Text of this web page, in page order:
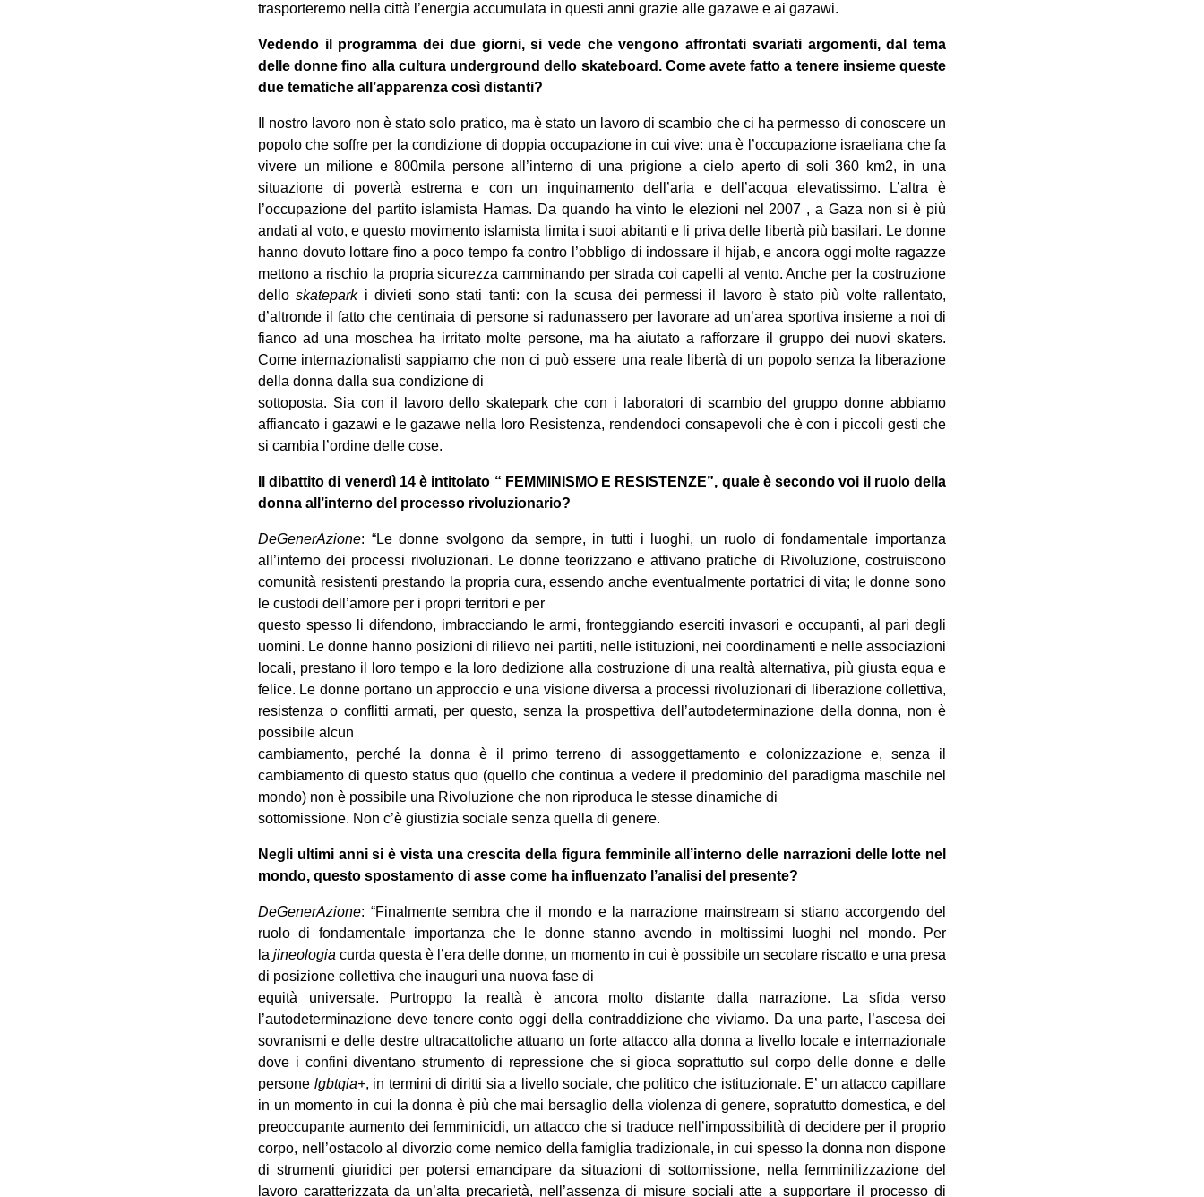
trasporteremo nella città l’energia accumulata in questi anni grazie alle gazawe e ai gazawi.
Vedendo il programma dei due giorni, si vede che vengono affrontati svariati argomenti, dal tema
delle donne fino alla cultura underground dello skateboard. Come avete fatto a tenere insieme queste
due tematiche all’apparenza così distanti?
Il nostro lavoro non è stato solo pratico, ma è stato un lavoro di scambio che ci ha permesso di conoscere un
popolo che soffre per la condizione di doppia occupazione in cui vive: una è l’occupazione israeliana che fa
vivere un milione e 800mila persone all’interno di una prigione a cielo aperto di soli 360 km2, in una
situazione di povertà estrema e con un inquinamento dell’aria e dell’acqua elevatissimo. L’altra è
l’occupazione del partito islamista Hamas. Da quando ha vinto le elezioni nel 2007 , a Gaza non si è più
andati al voto, e questo movimento islamista limita i suoi abitanti e li priva delle libertà più basilari. Le donne
hanno dovuto lottare fino a poco tempo fa contro l’obbligo di indossare il hijab, e ancora oggi molte ragazze
mettono a rischio la propria sicurezza camminando per strada coi capelli al vento. Anche per la costruzione
delloskateparki divieti sono stati tanti: con la scusa dei permessi il lavoro è stato più volte rallentato,
d’altronde il fatto che centinaia di persone si radunassero per lavorare ad un’area sportiva insieme a noi di
fianco ad una moschea ha irritato molte persone, ma ha aiutato a rafforzare il gruppo dei nuovi skaters.
Come internazionalisti sappiamo che non ci può essere una reale libertà di un popolo senza la liberazione
della donna dalla sua condizione di
sottoposta. Sia con il lavoro dello skatepark che con i laboratori di scambio del gruppo donne abbiamo
affiancato i gazawi e le gazawe nella loro Resistenza, rendendoci consapevoli che è con i piccoli gesti che
si cambia l’ordine delle cose.
Il dibattito di venerdì 14 è intitolato “ FEMMINISMO E RESISTENZE”, quale è secondo voi il ruolo della
donna all’interno del processo rivoluzionario?
DeGenerAzione: “Le donne svolgono da sempre, in tutti i luoghi, un ruolo di fondamentale importanza
all’interno dei processi rivoluzionari. Le donne teorizzano e attivano pratiche di Rivoluzione, costruiscono
comunità resistenti prestando la propria cura, essendo anche eventualmente portatrici di vita; le donne sono
le custodi dell’amore per i propri territori e per
questo spesso li difendono, imbracciando le armi, fronteggiando eserciti invasori e occupanti, al pari degli
uomini. Le donne hanno posizioni di rilievo nei partiti, nelle istituzioni, nei coordinamenti e nelle associazioni
locali, prestano il loro tempo e la loro dedizione alla costruzione di una realtà alternativa, più giusta equa e
felice. Le donne portano un approccio e una visione diversa a processi rivoluzionari di liberazione collettiva,
resistenza o conflitti armati, per questo, senza la prospettiva dell’autodeterminazione della donna, non è
possibile alcun
cambiamento, perché la donna è il primo terreno di assoggettamento e colonizzazione e, senza il
cambiamento di questo status quo (quello che continua a vedere il predominio del paradigma maschile nel
mondo) non è possibile una Rivoluzione che non riproduca le stesse dinamiche di
sottomissione. Non c’è giustizia sociale senza quella di genere.
Negli ultimi anni si è vista una crescita della figura femminile all’interno delle narrazioni delle lotte nel
mondo, questo spostamento di asse come ha influenzato l’analisi del presente?
DeGenerAzione: “Finalmente sembra che il mondo e la narrazione mainstream si stiano accorgendo del
ruolo di fondamentale importanza che le donne stanno avendo in moltissimi luoghi nel mondo. Per
la jineologia curda questa è l’era delle donne, un momento in cui è possibile un secolare riscatto e una presa
di posizione collettiva che inauguri una nuova fase di
equità universale. Purtroppo la realtà è ancora molto distante dalla narrazione. La sfida verso
l’autodeterminazione deve tenere conto oggi della contraddizione che viviamo. Da una parte, l’ascesa dei
sovranismi e delle destre ultracattoliche attuano un forte attacco alla donna a livello locale e internazionale
dove i confini diventano strumento di repressione che si gioca soprattutto sul corpo delle donne e delle
persone lgbtqia+, in termini di diritti sia a livello sociale, che politico che istituzionale. E’ un attacco capillare
in un momento in cui la donna è più che mai bersaglio della violenza di genere, sopratutto domestica, e del
preoccupante aumento dei femminicidi, un attacco che si traduce nell’impossibilità di decidere per il proprio
corpo, nell’ostacolo al divorzio come nemico della famiglia tradizionale, in cui spesso la donna non dispone
di strumenti giuridici per potersi emancipare da situazioni di sottomissione, nella femminilizzazione del
lavoro caratterizzata da un’alta precarietà, nell’assenza di misure sociali atte a supportare il processo di